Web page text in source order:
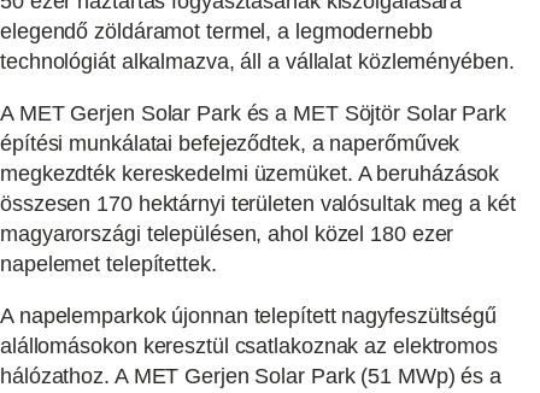
elegendő zöldáramot termel, a legmodernebb
technológiát alkalmazva, áll a vállalat közleményében.
A MET Gerjen Solar Park és a MET Söjtör Solar Park
építési munkálatai befejeződtek, a naperőművek
megkezdték kereskedelmi üzemüket. A beruházások
összesen 170 hektárnyi területen valósultak meg a két
magyarországi településen, ahol közel 180 ezer
napelemet telepítettek.
A napelemparkok újonnan telepített nagyfeszültségű
alállomásokon keresztül csatlakoznak az elektromos
hálózathoz. A MET Gerjen Solar Park (51 MWp) és a